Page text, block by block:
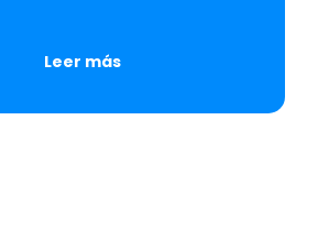
Leer más